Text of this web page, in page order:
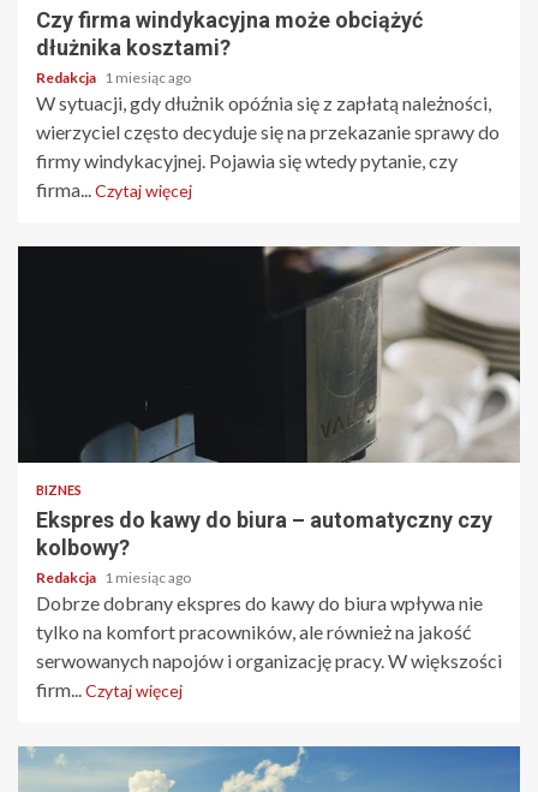
Czy firma windykacyjna może obciążyć
dłużnika kosztami?
Redakcja 1 miesiąc ago
W sytuacji, gdy dłużnik opóźnia się z zapłatą należności,
wierzyciel często decyduje się na przekazanie sprawy do
firmy windykacyjnej. Pojawia się wtedy pytanie, czy
firma...Czytaj więcej
BIZNES
Ekspres do kawy do biura – automatyczny czy
kolbowy?
Redakcja 1 miesiąc ago
Dobrze dobrany ekspres do kawy do biura wpływa nie
tylko na komfort pracowników, ale również na jakość
serwowanych napojów i organizację pracy. W większości
firm...Czytaj więcej